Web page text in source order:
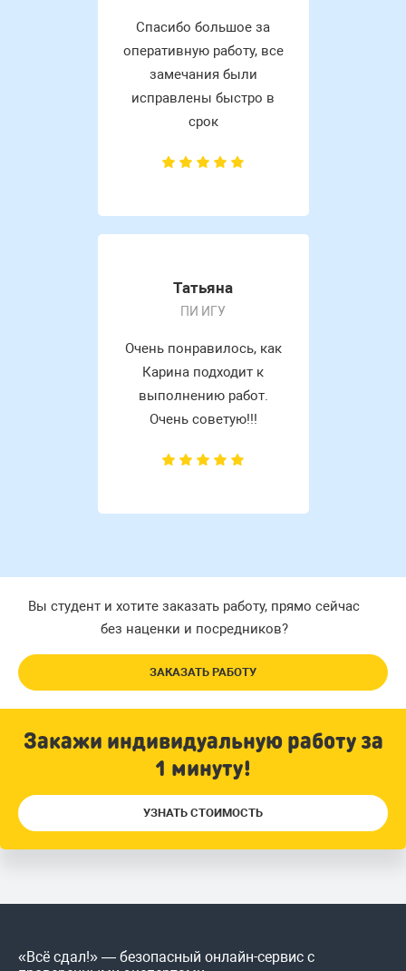
Спасибо большое за
оперативную работу, все
замечания были
исправлены быстро в
срок
Татьяна
ПИ ИГУ
Очень понравилось, как
Карина подходит к
выполнению работ.
Очень советую!!!
Вы студент и хотите заказать работу, прямо сейчас
без наценки и посредников?
ЗАКАЗАТЬ РАБОТУ
Закажи индивидуальную работу за
1 минуту!
УЗНАТЬ СТОИМОСТЬ
«Всё сдал!» — безопасный онлайн-сервис с